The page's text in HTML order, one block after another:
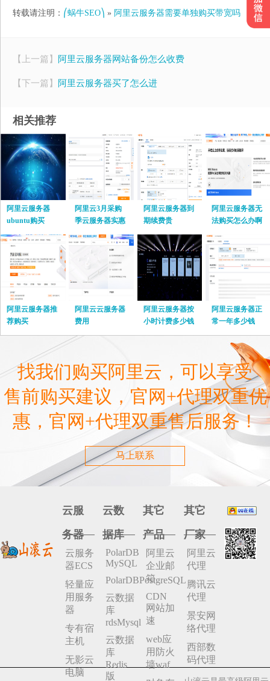
转载请注明： ⎛蜗牛SEO⎞ » 阿里云服务器需要单独购买带宽吗
【上一篇】 阿里云服务器网站备份怎么收费
【下一篇】 阿里云服务器买了怎么进
相关推荐
阿里云服务器
ubuntu购买
阿里云3月采购
季云服务器实惠
阿里云服务器到
期续费贵
阿里云服务器无
法购买怎么办啊
阿里云服务器推
荐购买
阿里云云服务器
费用
阿里云服务器按
小时计费多少钱
啊
阿里云服务器正
常一年多少钱
找我们购买阿里云，可以享受
售前购买建议，官网+代理双重优
惠，官网+代理双重售后服务！
马上联系
云服
务器
云服务
器ECS
轻量应
用服务
器
专有宿
主机
无影云
电脑
云数
据库
PolarDB
MySQL
PolarDBPostgreSQL
云数据
库
rdsMysql
云数据
库
Redis
版
其它
产品
阿里云
企业邮
箱
CDN
网站加
速
web应
用防火
墙waf
其它
厂家
阿里云
代理
腾讯云
代理
景安网
络代理
西部数
码代理